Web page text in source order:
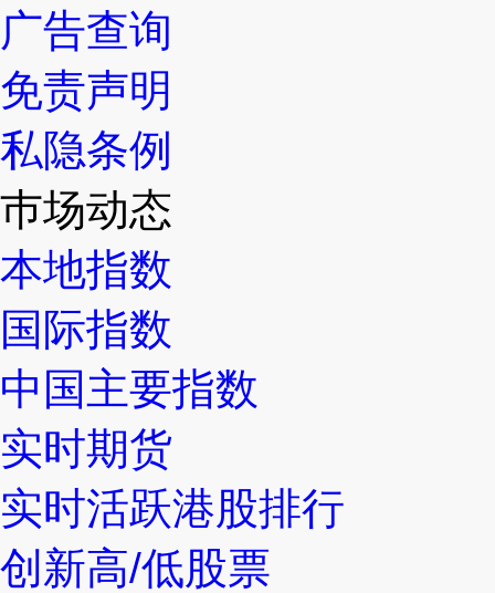
广告查询
免责声明
私隐条例
巿场动态
本地指数
国际指数
中国主要指数
实时期货
实时活跃港股排行
创新高/低股票